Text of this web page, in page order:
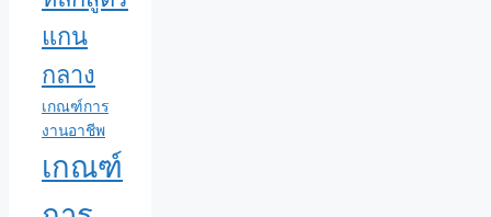
แกน
กลาง
เกณฑ์การ
งานอาชีพ
เกณฑ์